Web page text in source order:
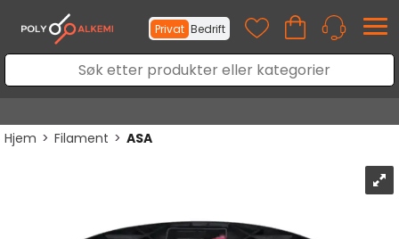
Privat Bedrift
Hjem>Filament>ASA